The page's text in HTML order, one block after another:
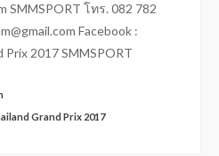
SMMSPORT โทร. 082 782
Facebook :
2017 SMMSPORT
Grand Prix 2017